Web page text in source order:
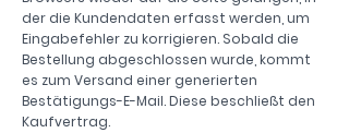
der die Kundendaten erfasst werden, um
Eingabefehler zu korrigieren. Sobald die
Bestellung abgeschlossen wurde, kommt
es zum Versand einer generierten
Bestätigungs-E-Mail. Diese beschließt den
Kaufvertrag.